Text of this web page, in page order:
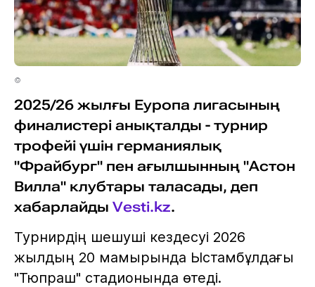
©
2025/26 жылғы Еуропа лигасының
финалистері анықталды - турнир
трофейі үшін германиялық
"Фрайбург" пен ағылшынның "Астон
Вилла" клубтары таласады, деп
хабарлайды Vesti.kz.
Турнирдің шешуші кездесуі 2026
жылдың 20 мамырында Ыстамбұлдағы
"Тюпраш" стадионында өтеді.